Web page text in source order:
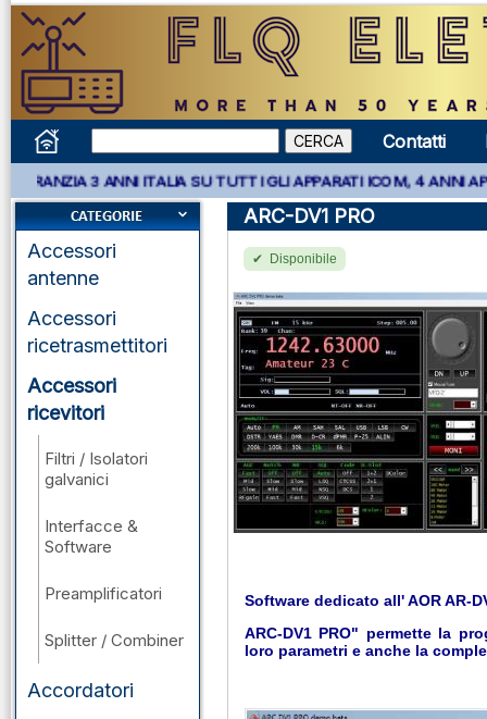
Contatti
ITALIA SU TUTTI GLI APPARATI ICOM, 4 ANNI APPARATI
Accessori
antenne
Accessori
ricetrasmettitori
Accessori
ricevitori
Filtri / Isolatori
galvanici
Interfacce &
Software
Preamplificatori
Splitter / Combiner
Accordatori
ARC-DV1 PRO
Disponibile
Software dedicato all' AOR AR-
ARC-DV1 PRO" permette la
loro parametri e anche la